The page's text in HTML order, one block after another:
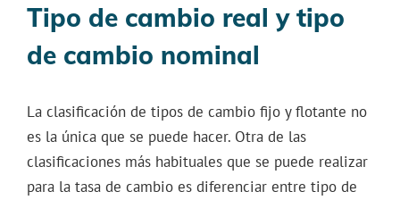
Tipo de cambio real y tipo
de cambio nominal
La clasificación de tipos de cambio fijo y flotante no
es la única que se puede hacer. Otra de las
clasificaciones más habituales que se puede realizar
para la tasa de cambio es diferenciar entre tipo de